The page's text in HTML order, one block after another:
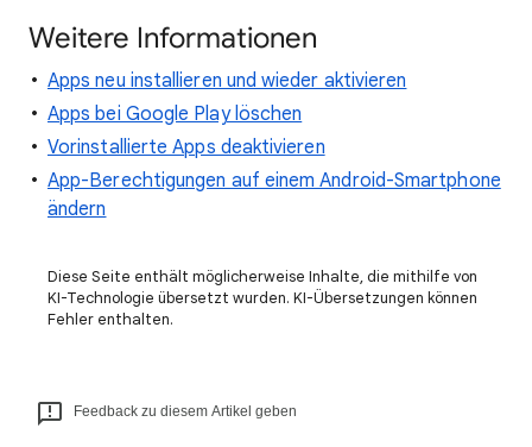
Weitere Informationen
Apps neu installieren und wieder aktivieren
Apps bei Google Play löschen
Vorinstallierte Apps deaktivieren
App-Berechtigungen auf einem Android-Smartphone
ändern
Diese Seite enthält möglicherweise Inhalte, die mithilfe von
KI-Technologie übersetzt wurden. KI-Übersetzungen können
Fehler enthalten.
Feedback zu diesem Artikel geben